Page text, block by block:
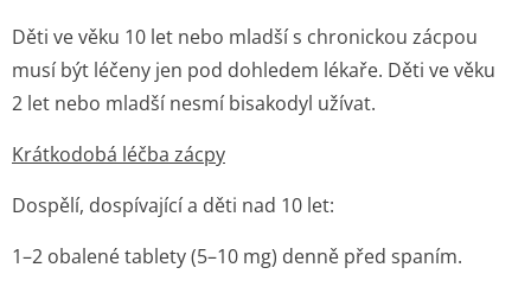
Děti ve věku 10 let nebo mladší s chronickou zácpou
musí být léčeny jen pod dohledem lékaře. Děti ve věku
2 let nebo mladší nesmí bisakodyl užívat.
Krátkodobá léčba zácpy
Dospělí, dospívající a děti nad 10 let:
1–2 obalené tablety (5–10 mg) denně před spaním.